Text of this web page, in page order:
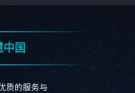
国
质的服务与